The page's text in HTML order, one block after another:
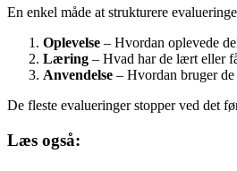
En enkel måde at strukturere
Oplevelse – Hvordan oplevede
Læring – Hvad har de lært eller
Anvendelse – Hvordan bruger
De fleste evalueringer stopper ved det
Læs også: